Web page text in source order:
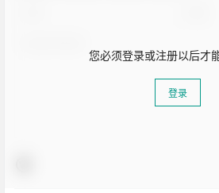
您必须登录或注册以后才
登录